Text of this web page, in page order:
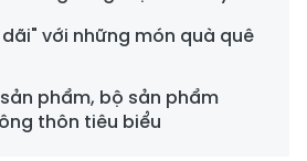
với những món quà quê
phẩm, bộ sản phẩm
thôn tiêu biểu